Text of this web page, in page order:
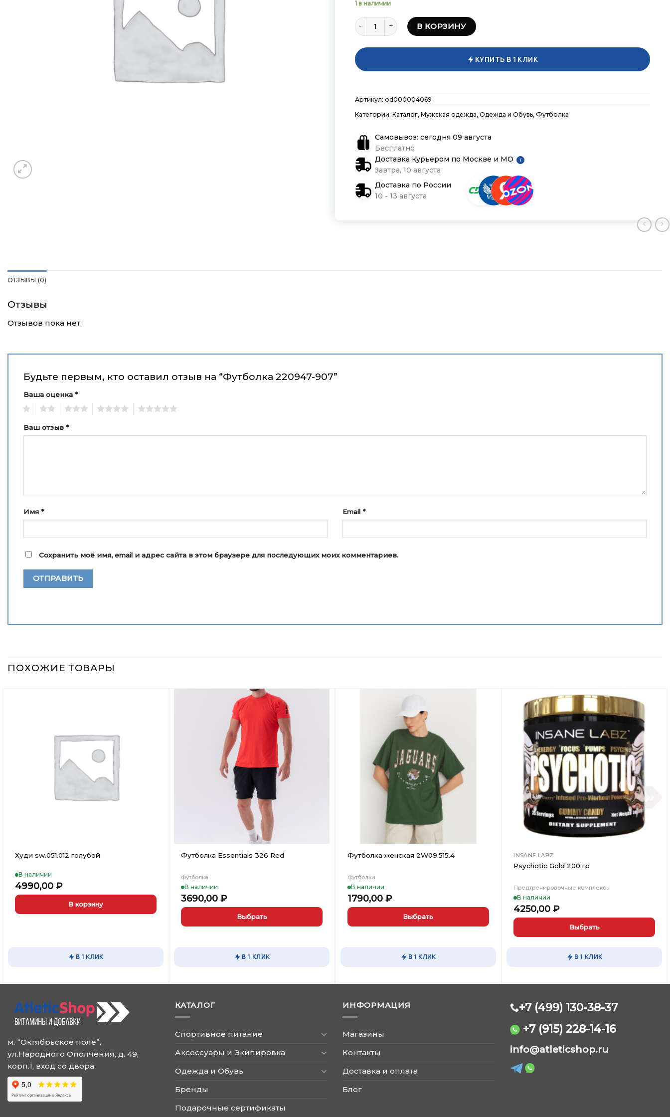
1 в наличии
Количество товара Футболка 220947-907
В КОРЗИНУ
КУПИТЬ В 1 КЛИК
Артикул: od000004069
Категории: Каталог, Мужская одежда, Одежда и Обувь, Футболка
Самовывоз: сегодня 09 августа
Бесплатно
Доставка курьером по Москве и МО
i
Завтра, 10 августа
Доставка по России
10 - 13 августа
ОТЗЫВЫ (0)
Отзывы
Отзывов пока нет.
Будьте первым, кто оставил отзыв на “Футболка 220947-907”
Ваша оценка *
Ваш отзыв *
Имя * Email *
Сохранить моё имя, email и адрес сайта в этом браузере для последующих моих комментариев.
ПОХОЖИЕ ТОВАРЫ
Худи sw.051.012 голубой
В наличии
4990,00 ₽
В корзину
В 1 КЛИК
Футболка Essentials 326 Red
Футболка
В наличии
3690,00₽
Выбрать
Опции
выбрать
на
товара.
В 1 КЛИК
Футболка женская 2W09.515.4
Футболки
В наличии
1790,00 ₽
Выбрать
Опции
выбрать
на
товара.
В 1 КЛИК
Добавить
в
Вишлист
INSANE LABZ
Psychotic Gold 200 гр
Предтренировочные комплексы
В наличии
4250,00₽
Выбрать
вариаций.
можно
выбрать
на
странице
товара.
В 1 КЛИК
м. “Октябрьское поле”,
ул.Народного Ополчения, д. 49,
корп.1, вход со двора.
КАТАЛОГ
Спортивное питание
Аксессуары и Экипировка
Одежда и Обувь
Бренды
Подарочные сертификаты
ИНФОРМАЦИЯ
Магазины
Контакты
Доставка и оплата
Блог
+7 (499) 130-38-37
+7 (915) 228-14-16
info@atleticshop.ru
Обычно отвечаем быстро